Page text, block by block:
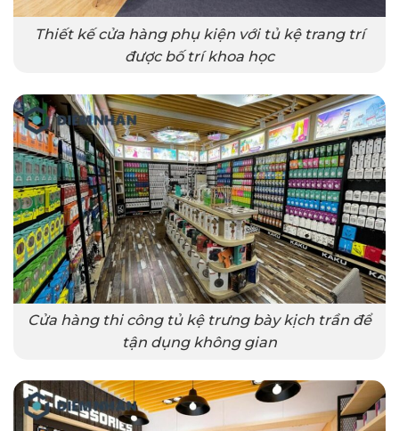
Thiết kế cửa hàng phụ kiện với tủ kệ trang trí
được bố trí khoa học
Cửa hàng thi công tủ kệ trưng bày kịch trần để
tận dụng không gian